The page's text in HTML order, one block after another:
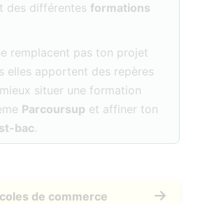
des différentes formations
remplacent pas ton projet
elles apportent des repères
situer une formation
Parcoursup et affiner ton
bac.
de commerce